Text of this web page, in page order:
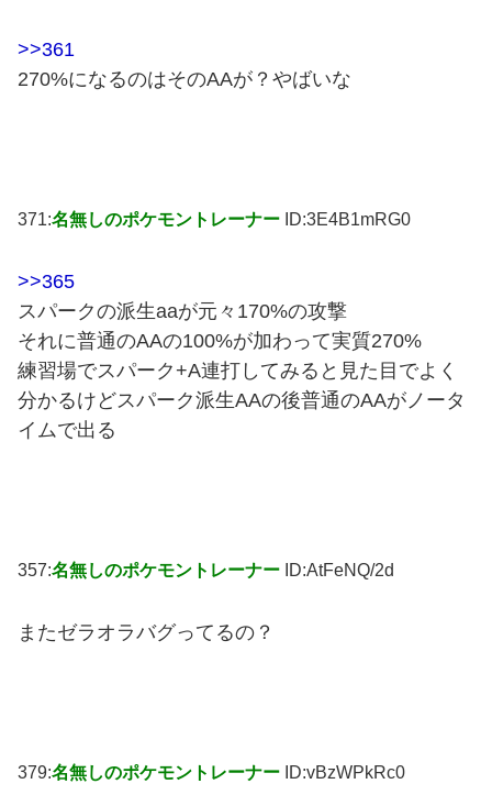
>>361
270%になるのはそのAAが？やばいな
371:名無しのポケモントレーナー ID:3E4B1mRG0
>>365
スパークの派生aaが元々170%の攻撃
それに普通のAAの100%が加わって実質270%
練習場でスパーク+A連打してみると見た目でよく
分かるけどスパーク派生AAの後普通のAAがノータ
イムで出る
357:名無しのポケモントレーナー ID:AtFeNQ/2d
またゼラオラバグってるの？
379:名無しのポケモントレーナー ID:vBzWPkRc0